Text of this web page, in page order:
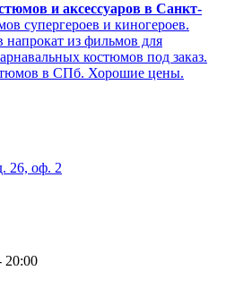
и аксессуаров в Санкт-
супергероев и киногероев.
из фильмов для
костюмов под заказ.
в СПб. Хорошие цены.
26, оф. 2
20:00